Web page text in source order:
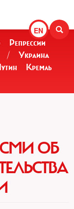
EN
Репрессии
/
Украина
Кремль
ОБ